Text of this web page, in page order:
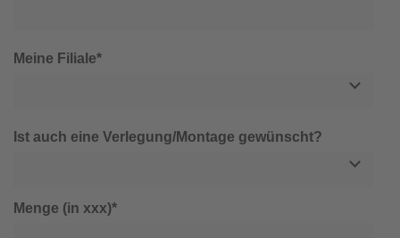
Meine Filiale*
Ist auch eine Verlegung/Montage gewünscht?
Menge (in xxx)*